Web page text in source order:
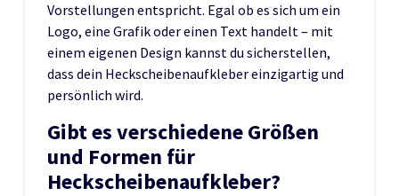
Vorstellungen entspricht. Egal ob es sich um ein
Logo, eine Grafik oder einen Text handelt – mit
einem eigenen Design kannst du sicherstellen,
dass dein Heckscheibenaufkleber einzigartig und
persönlich wird.
Gibt es verschiedene Größen
und Formen für
Heckscheibenaufkleber?